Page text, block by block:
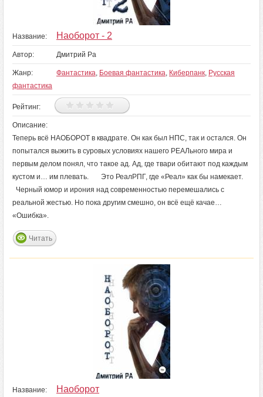
Название: Наоборот - 2
Автор: Дмитрий Ра
Жанр: Фантастика, Боевая фантастика, Киберпанк, Русская
фантастика
Рейтинг:
Описание:
Теперь всё НАОБОРОТ в квадрате. Он как был НПС, так и остался. Он
попытался выжить в суровых условиях нашего РЕАЛьного мира и
первым делом понял, что такое ад. Ад, где твари обитают под каждым
кустом и… им плевать. Это РеалРПГ, где «Реал» как бы намекает.
Черный юмор и ирония над современностью перемешались с
реальной жестью. Но пока другим смешно, он всё ещё качае…
«Ошибка».
Читать
Название: Наоборот